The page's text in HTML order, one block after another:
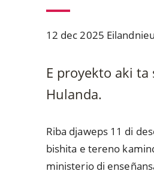
12 dec 2025
E proyekto aki
Hulanda.
Riba djaweps 11 di
bishita e tereno
ministerio di